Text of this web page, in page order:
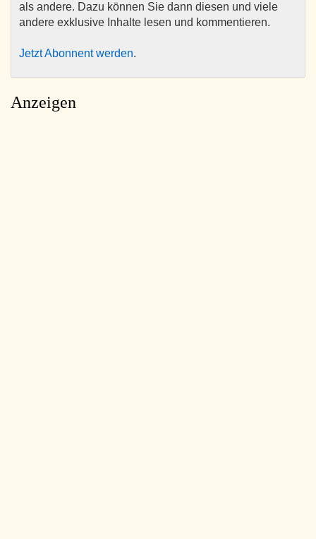
als andere. Dazu können Sie dann diesen und viele
andere exklusive Inhalte lesen und kommentieren.
Jetzt Abonnent werden.
Anzeigen